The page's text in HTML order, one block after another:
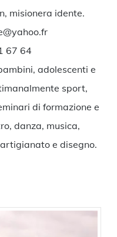
misionera idente.
67 64
adolescenti e
sport,
di formazione e
danza, musica,
e disegno.